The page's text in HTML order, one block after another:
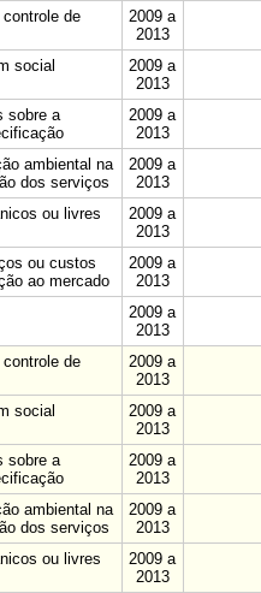
de
2009 a
2013
social
2009 a
2013
sobre a
2009 a
2013
ambiental na
dos serviços
2009 a
2013
ou livres
2009 a
2013
ou custos
ao mercado
2009 a
2013
2009 a
2013
de
2009 a
2013
social
2009 a
2013
sobre a
2009 a
2013
ambiental na
dos serviços
2009 a
2013
ou livres
2009 a
2013